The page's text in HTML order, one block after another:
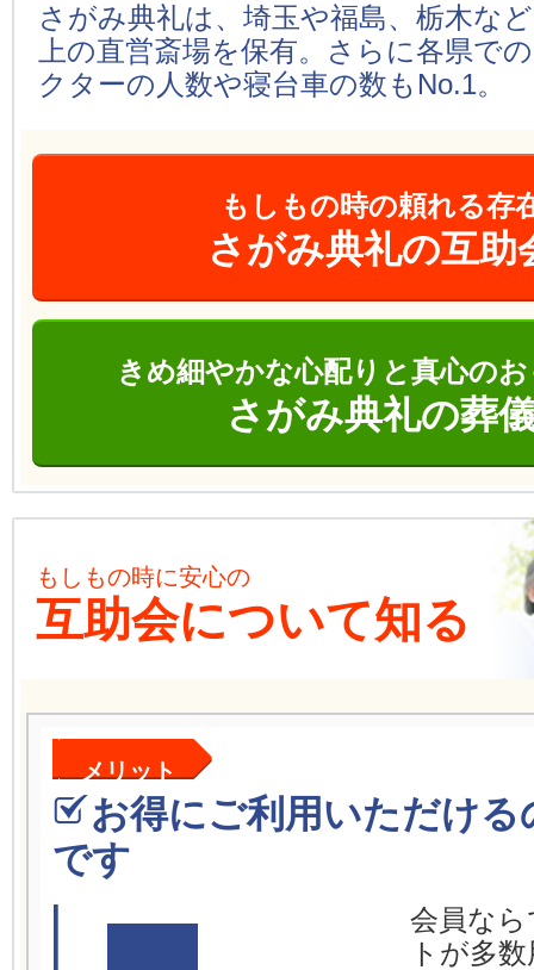
さがみ典礼は、埼玉や福島、栃木な
上の直営斎場を保有。さらに各県で
クターの人数や寝台車の数もNo.1。
もしもの時の頼れる存
さがみ典礼の互助
きめ細やかな心配りと真心の
さがみ典礼の葬
もしもの時に安心の
互助会について知る
メリット
お得にご利用いただける
です
会員な
トが多